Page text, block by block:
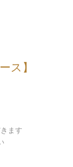
ス】
ます